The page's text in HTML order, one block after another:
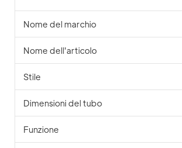
Nome del marchio
Nome dell'articolo
Stile
Dimensioni del tubo
Funzione